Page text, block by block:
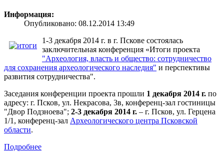
Информация:
Опубликовано: 08.12.2014 13:49
1-3 декабря 2014 г. в г. Пскове состоялась
заключительная конференция «Итоги проекта
"Археология, власть и общество: сотрудничество
для сохранения археологического наследия" и перспективы
развития сотрудничества".
Заседания конференции проекта прошли 1 декабря 2014 г. по
адресу: г. Псков, ул. Некрасова, 3в, конференц-зал гостиницы
"Двор Подзноева"; 2-3 декабря 2014 г. – г. Псков, ул. Герцена
1/1, конференц-зал Археологического центра Псковской
области.
Подробнее